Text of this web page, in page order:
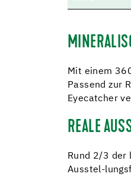
Mit einem
Passend zur
Eyecatcher
REALE
Rund 2/3 der
Ausstel-